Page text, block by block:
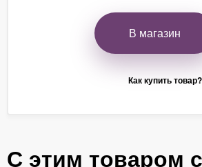
В магазин
Как купить товар?
С этим товаром